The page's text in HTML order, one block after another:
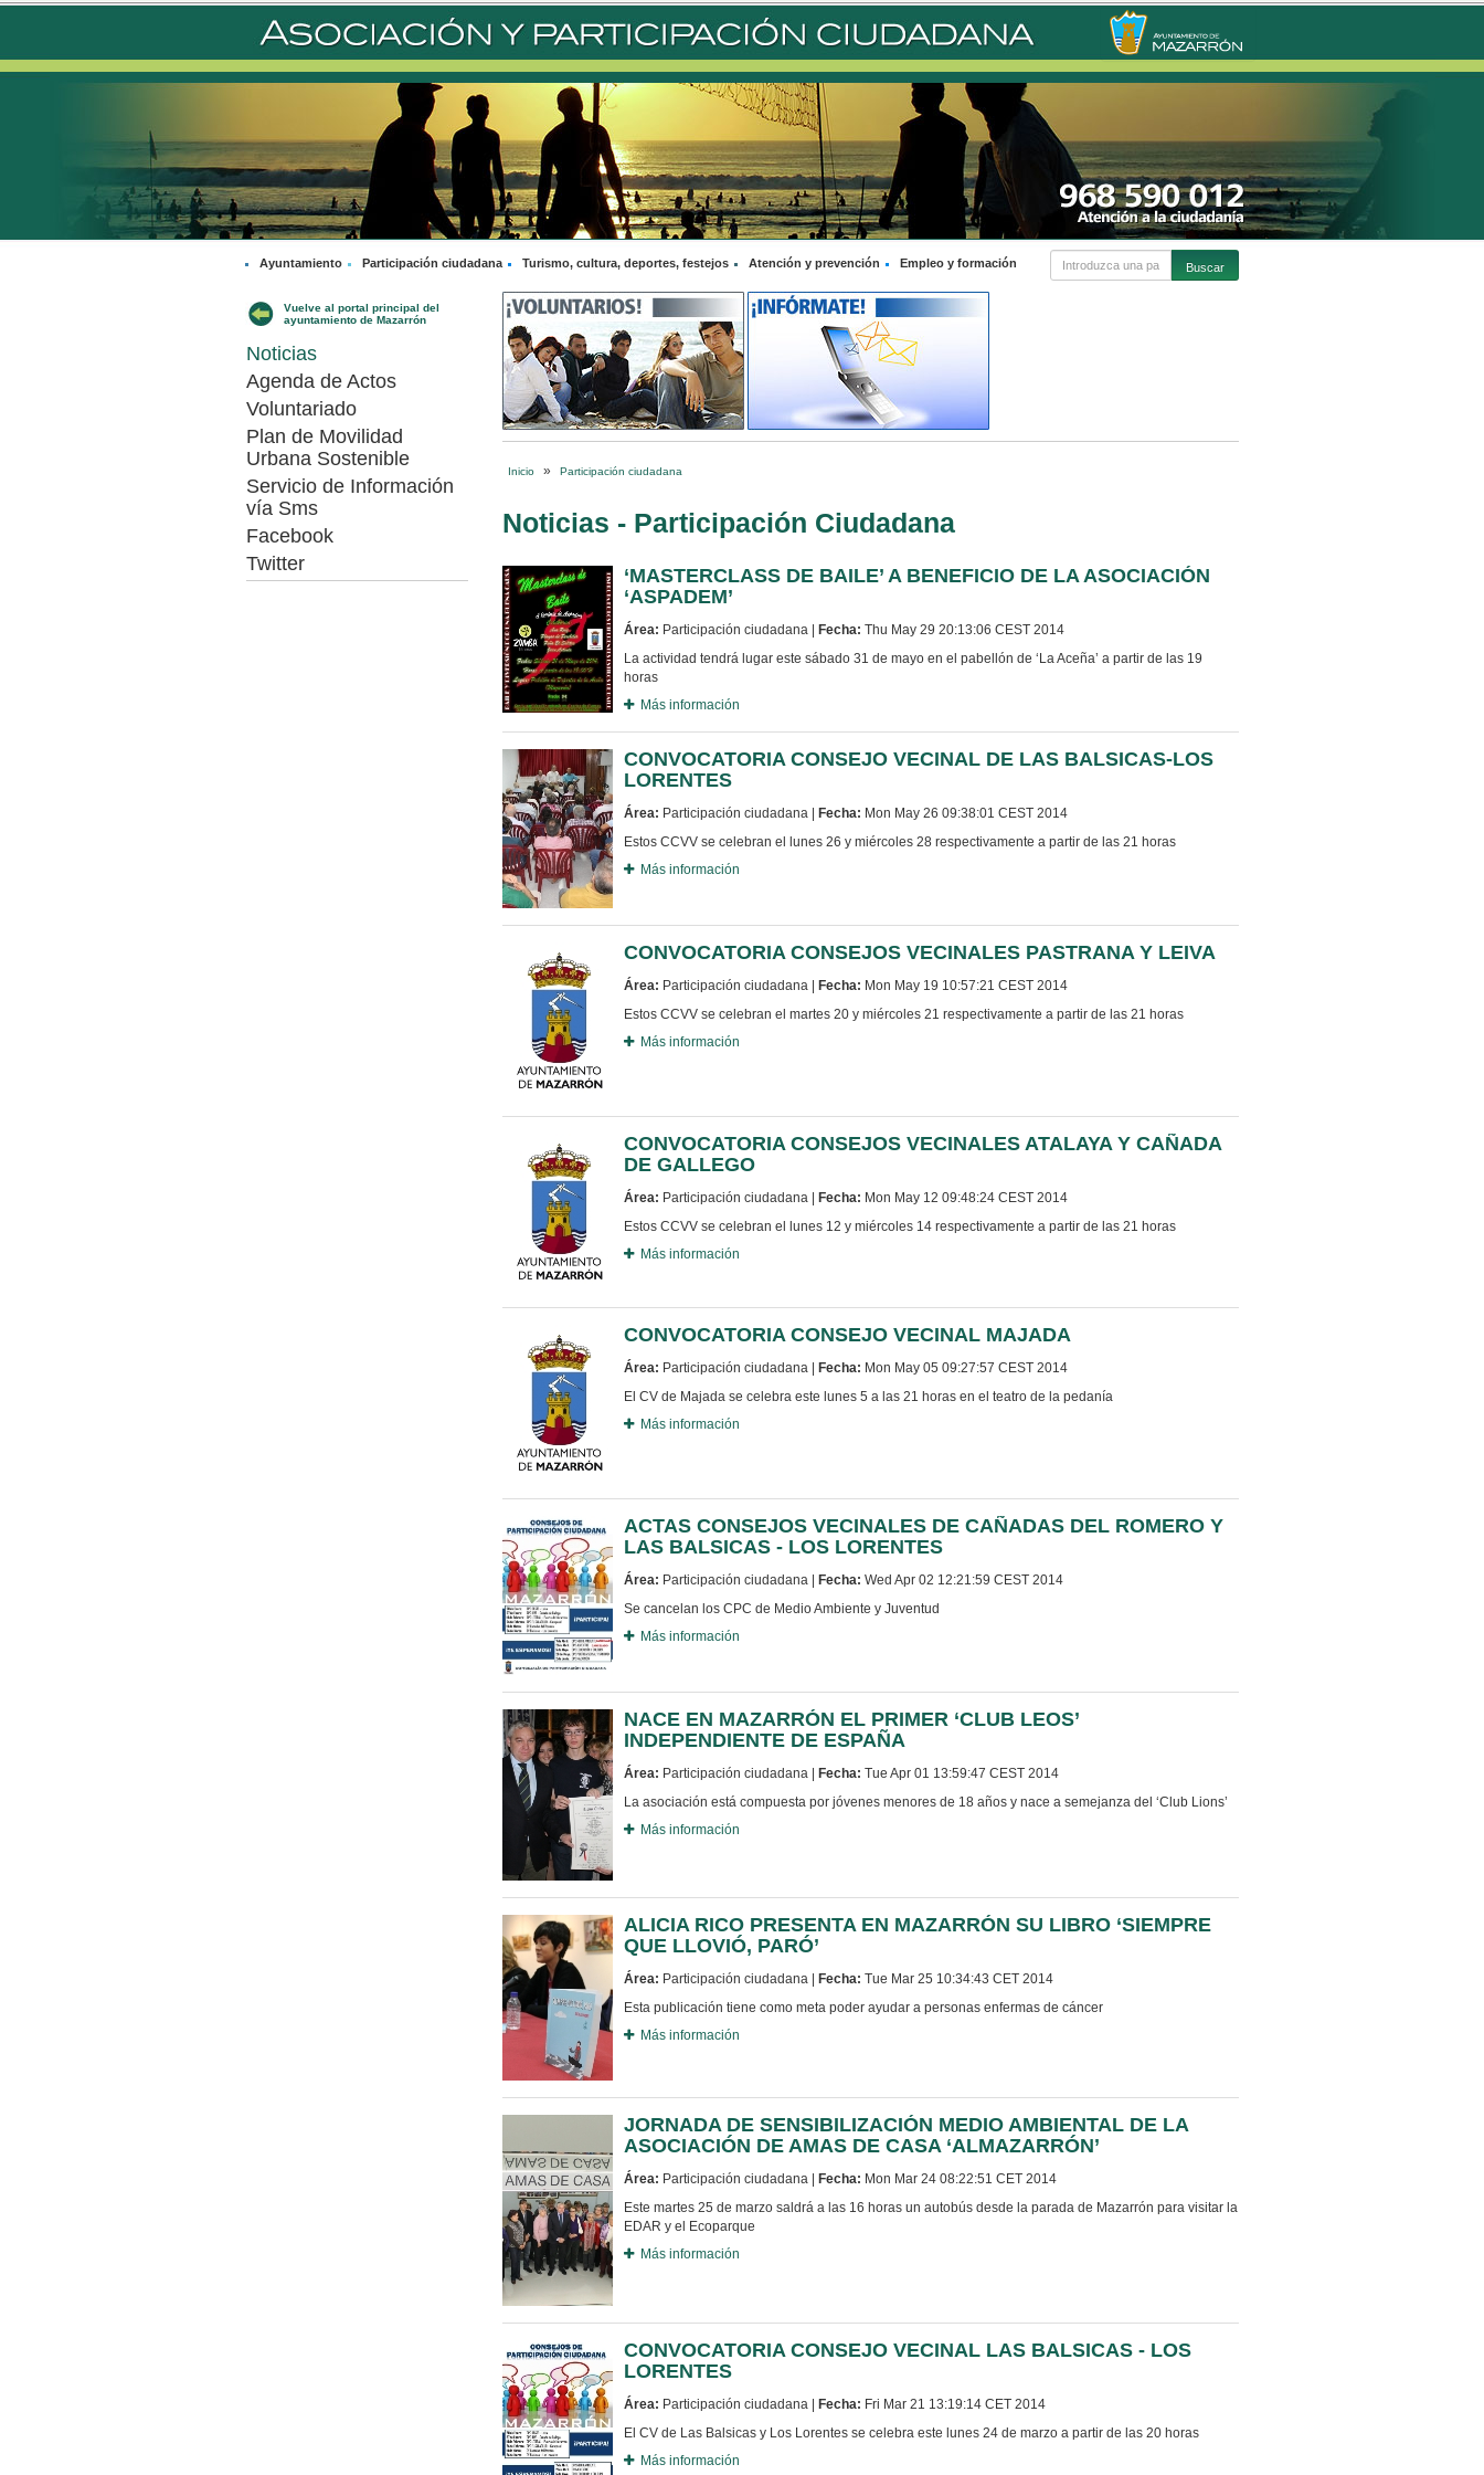
Ayuntamiento Participación ciudadana Turismo, cultura, deportes, festejos Atención y prevención Empleo y formación
Vuelve al portal principal del
ayuntamiento de Mazarrón
Noticias
Agenda de Actos
Voluntariado
Plan de Movilidad
Urbana Sostenible
Servicio de Información
vía Sms
Facebook
Twitter
Inicio » Participación ciudadana
Noticias - Participación Ciudadana
‘MASTERCLASS DE BAILE’ A BENEFICIO DE LA ASOCIACIÓN
‘ASPADEM’
Área: Participación ciudadana | Fecha: Thu May 29 20:13:06 CEST 2014
La actividad tendrá lugar este sábado 31 de mayo en el pabellón de ‘La Aceña’ a partir de las 19
horas
Más información
CONVOCATORIA CONSEJO VECINAL DE LAS BALSICAS-LOS
LORENTES
Área: Participación ciudadana | Fecha: Mon May 26 09:38:01 CEST 2014
Estos CCVV se celebran el lunes 26 y miércoles 28 respectivamente a partir de las 21 horas
Más información
CONVOCATORIA CONSEJOS VECINALES PASTRANA Y LEIVA
Área: Participación ciudadana | Fecha: Mon May 19 10:57:21 CEST 2014
Estos CCVV se celebran el martes 20 y miércoles 21 respectivamente a partir de las 21 horas
Más información
CONVOCATORIA CONSEJOS VECINALES ATALAYA Y CAÑADA
DE GALLEGO
Área: Participación ciudadana | Fecha: Mon May 12 09:48:24 CEST 2014
Estos CCVV se celebran el lunes 12 y miércoles 14 respectivamente a partir de las 21 horas
Más información
CONVOCATORIA CONSEJO VECINAL MAJADA
Área: Participación ciudadana | Fecha: Mon May 05 09:27:57 CEST 2014
El CV de Majada se celebra este lunes 5 a las 21 horas en el teatro de la pedanía
Más información
ACTAS CONSEJOS VECINALES DE CAÑADAS DEL ROMERO Y
LAS BALSICAS - LOS LORENTES
Área: Participación ciudadana | Fecha: Wed Apr 02 12:21:59 CEST 2014
Se cancelan los CPC de Medio Ambiente y Juventud
Más información
NACE EN MAZARRÓN EL PRIMER ‘CLUB LEOS’
INDEPENDIENTE DE ESPAÑA
Área: Participación ciudadana | Fecha: Tue Apr 01 13:59:47 CEST 2014
La asociación está compuesta por jóvenes menores de 18 años y nace a semejanza del ‘Club Lions’
Más información
ALICIA RICO PRESENTA EN MAZARRÓN SU LIBRO ‘SIEMPRE
QUE LLOVIÓ, PARÓ’
Área: Participación ciudadana | Fecha: Tue Mar 25 10:34:43 CET 2014
Esta publicación tiene como meta poder ayudar a personas enfermas de cáncer
Más información
JORNADA DE SENSIBILIZACIÓN MEDIO AMBIENTAL DE LA
ASOCIACIÓN DE AMAS DE CASA ‘ALMAZARRÓN’
Área: Participación ciudadana | Fecha: Mon Mar 24 08:22:51 CET 2014
Este martes 25 de marzo saldrá a las 16 horas un autobús desde la parada de Mazarrón para visitar la
EDAR y el Ecoparque
Más información
CONVOCATORIA CONSEJO VECINAL LAS BALSICAS - LOS
LORENTES
Área: Participación ciudadana | Fecha: Fri Mar 21 13:19:14 CET 2014
El CV de Las Balsicas y Los Lorentes se celebra este lunes 24 de marzo a partir de las 20 horas
Más información